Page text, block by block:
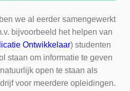
we al eerder samengewerkt
bijvoorbeeld het helpen van
Ontwikkelaar) studenten
staan om informatie te geven
open te staan als
voor meerdere opleidingen.